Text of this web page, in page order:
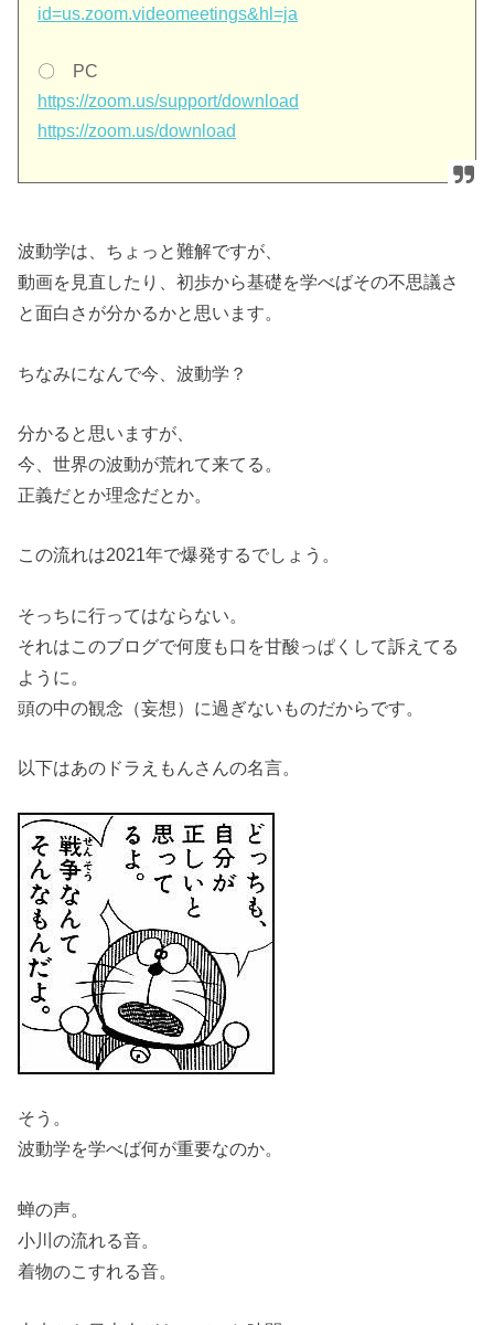
id=us.zoom.videomeetings&hl=ja
〇 PC
https://zoom.us/support/download
https://zoom.us/download
波動学は、ちょっと難解ですが、
動画を見直したり、初歩から基礎を学べばその不思議さ
と面白さが分かるかと思います。
ちなみになんで今、波動学？
分かると思いますが、
今、世界の波動が荒れて来てる。
正義だとか理念だとか。
この流れは2021年で爆発するでしょう。
そっちに行ってはならない。
それはこのブログで何度も口を甘酸っぱくして訴えてる
ように。
頭の中の観念（妄想）に過ぎないものだからです。
以下はあのドラえもんさんの名言。
そう。
波動学を学べば何が重要なのか。
蝉の声。
小川の流れる音。
着物のこすれる音。